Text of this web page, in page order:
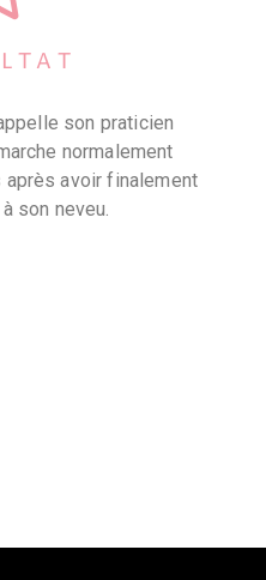
son praticien
normalement
avoir finalement
son neveu.